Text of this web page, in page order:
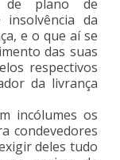
de plano de
da
e o que aí se
das suas
respectivos
da livrança
incólumes os
condevedores
deles tudo